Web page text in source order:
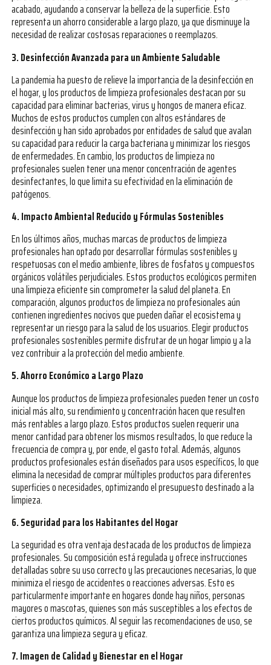
acabado, ayudando a conservar la belleza de la superficie. Esto
representa un ahorro considerable a largo plazo, ya que disminuye la
necesidad de realizar costosas reparaciones o reemplazos.
3. Desinfección Avanzada para un Ambiente Saludable
La pandemia ha puesto de relieve la importancia de la desinfección en
el hogar, y los productos de limpieza profesionales destacan por su
capacidad para eliminar bacterias, virus y hongos de manera eficaz.
Muchos de estos productos cumplen con altos estándares de
desinfección y han sido aprobados por entidades de salud que avalan
su capacidad para reducir la carga bacteriana y minimizar los riesgos
de enfermedades. En cambio, los productos de limpieza no
profesionales suelen tener una menor concentración de agentes
desinfectantes, lo que limita su efectividad en la eliminación de
patógenos.
4. Impacto Ambiental Reducido y Fórmulas Sostenibles
En los últimos años, muchas marcas de productos de limpieza
profesionales han optado por desarrollar fórmulas sostenibles y
respetuosas con el medio ambiente, libres de fosfatos y compuestos
orgánicos volátiles perjudiciales. Estos productos ecológicos permiten
una limpieza eficiente sin comprometer la salud del planeta. En
comparación, algunos productos de limpieza no profesionales aún
contienen ingredientes nocivos que pueden dañar el ecosistema y
representar un riesgo para la salud de los usuarios. Elegir productos
profesionales sostenibles permite disfrutar de un hogar limpio y a la
vez contribuir a la protección del medio ambiente.
5. Ahorro Económico a Largo Plazo
Aunque los productos de limpieza profesionales pueden tener un costo
inicial más alto, su rendimiento y concentración hacen que resulten
más rentables a largo plazo. Estos productos suelen requerir una
menor cantidad para obtener los mismos resultados, lo que reduce la
frecuencia de compra y, por ende, el gasto total. Además, algunos
productos profesionales están diseñados para usos específicos, lo que
elimina la necesidad de comprar múltiples productos para diferentes
superficies o necesidades, optimizando el presupuesto destinado a la
limpieza.
6. Seguridad para los Habitantes del Hogar
La seguridad es otra ventaja destacada de los productos de limpieza
profesionales. Su composición está regulada y ofrece instrucciones
detalladas sobre su uso correcto y las precauciones necesarias, lo que
minimiza el riesgo de accidentes o reacciones adversas. Esto es
particularmente importante en hogares donde hay niños, personas
mayores o mascotas, quienes son más susceptibles a los efectos de
ciertos productos químicos. Al seguir las recomendaciones de uso, se
garantiza una limpieza segura y eficaz.
7. Imagen de Calidad y Bienestar en el Hogar